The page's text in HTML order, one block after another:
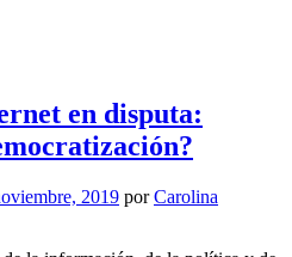
en disputa:
2019 porCarolina